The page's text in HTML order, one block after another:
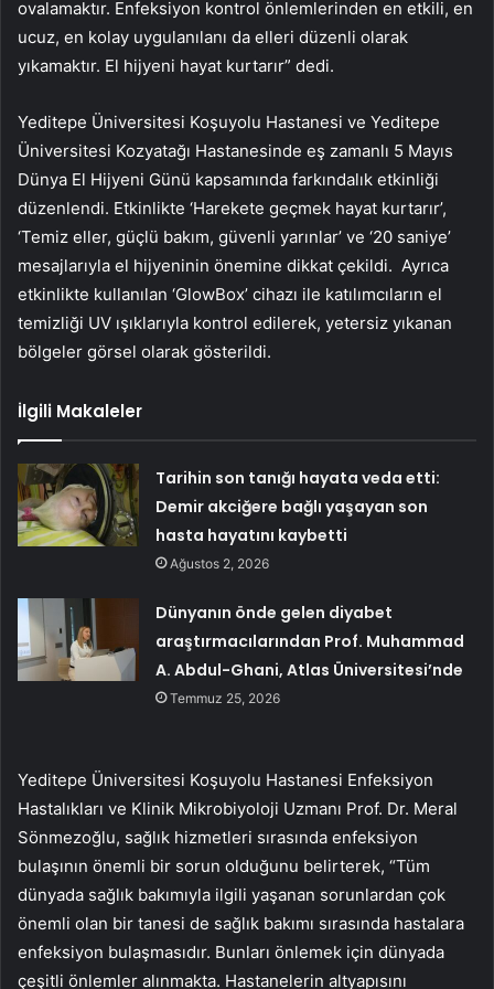
ovalamaktır. Enfeksiyon kontrol önlemlerinden en etkili, en
ucuz, en kolay uygulanılanı da elleri düzenli olarak
yıkamaktır. El hijyeni hayat kurtarır” dedi.
Yeditepe Üniversitesi Koşuyolu Hastanesi ve Yeditepe
Üniversitesi Kozyatağı Hastanesinde eş zamanlı 5 Mayıs
Dünya El Hijyeni Günü kapsamında farkındalık etkinliği
düzenlendi. Etkinlikte ‘Harekete geçmek hayat kurtarır’,
‘Temiz eller, güçlü bakım, güvenli yarınlar’ ve ‘20 saniye’
mesajlarıyla el hijyeninin önemine dikkat çekildi. Ayrıca
etkinlikte kullanılan ‘GlowBox’ cihazı ile katılımcıların el
temizliği UV ışıklarıyla kontrol edilerek, yetersiz yıkanan
bölgeler görsel olarak gösterildi.
İlgili Makaleler
Tarihin son tanığı hayata veda etti:
Demir akciğere bağlı yaşayan son
hasta hayatını kaybetti
Ağustos 2, 2026
Dünyanın önde gelen diyabet
araştırmacılarından Prof. Muhammad
A. Abdul-Ghani, Atlas Üniversitesi’nde
Temmuz 25, 2026
Yeditepe Üniversitesi Koşuyolu Hastanesi Enfeksiyon
Hastalıkları ve Klinik Mikrobiyoloji Uzmanı Prof. Dr. Meral
Sönmezoğlu, sağlık hizmetleri sırasında enfeksiyon
bulaşının önemli bir sorun olduğunu belirterek, “Tüm
dünyada sağlık bakımıyla ilgili yaşanan sorunlardan çok
önemli olan bir tanesi de sağlık bakımı sırasında hastalara
enfeksiyon bulaşmasıdır. Bunları önlemek için dünyada
çeşitli önlemler alınmakta. Hastanelerin altyapısını